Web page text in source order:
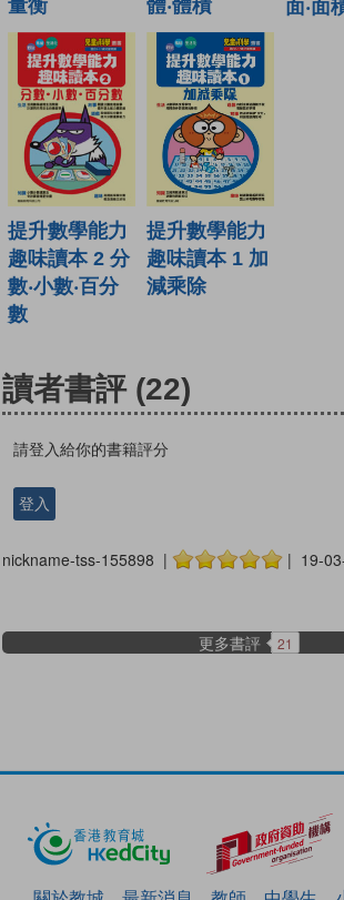
量衡 體‧體積 面‧面
提升數學能力
趣味讀本 2 分
數‧小數‧百分
數
提升數學能力
趣味讀本 1 加
減乘除
讀者書評 (22)
請登入給你的書籍評分
登入
nickname-tss-155898 | | 19-
更多書評 21